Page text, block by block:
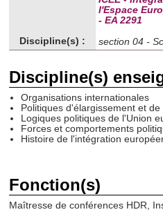
l'Espace
- EA 2291
Discipline(s) :
section 04 -
Discipline(s)
Organisations internationales
Politiques d'élargissement et
Logiques politiques de l'Union
Forces et comportements
Histoire de l'intégration
Fonction(s)
Maîtresse de conférences HDR,